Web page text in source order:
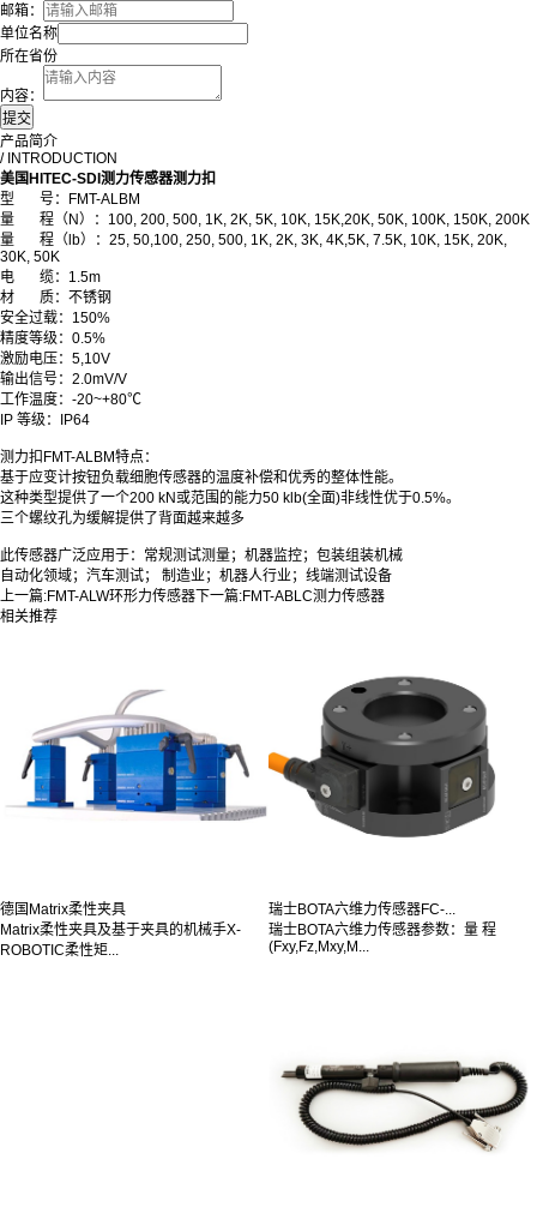
邮箱：
单位名称
所在省份
内容：
产品简介
/ INTRODUCTION
美国HITEC-SDI测力传感器测力扣
型
号： FMT-ALBM
量
程（N） ： 100, 200, 500, 1K, 2K, 5K, 10K, 15K,20K, 50K, 100K, 150K, 200K
量
程（ lb）：25, 50,100, 250, 500, 1K, 2K, 3K, 4K,5K, 7.5K, 10K, 15K, 20K,
30K, 50K
电
缆：1.5m
材 质：不锈钢
安全过载： 150%
精度等级 ： 0.5%
激励电压： 5,10V
输出信号： 2.0mV/V
工作温度： -20~+80℃
IP 等级 ： IP64
测力扣 FMT-ALBM特点：
基于应变计按钮负载细胞传感器的温度补偿和优秀的整体性能。
这种类型提供了一个200 kN或范围的能力50 klb(全面)非线性优于0.5%。
三个螺纹孔为缓解提供了背面越来越多
此传感器广泛应用于：常规测试测量；机器监控；包装组装机械
自动化领域；汽车测试； 制造业；机器人行业；线端测试设备
上一篇:FMT-ALW环形力传感器 下一篇:FMT-ABLC测力传感器
相关推荐
德国Matrix柔性夹具
Matrix柔性夹具及基于夹具的机械手X-
ROBOTIC柔性矩...
瑞士BOTA六维力传感器FC-...
瑞士BOTA六维力传感器参数：量 程
(Fxy,Fz,Mxy,M...